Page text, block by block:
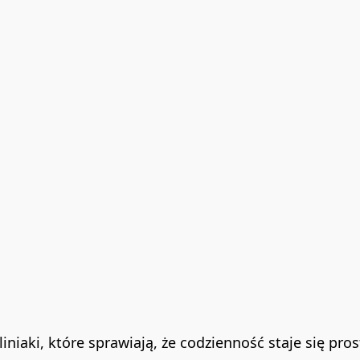
które sprawiają, że codzienność staje się